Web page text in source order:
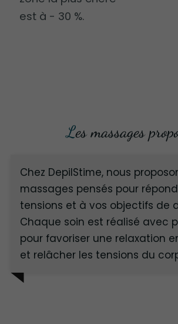
est à - 30 %.
Les massages
Chez DepilStime, nous
massages pensés pour
tensions et à vos objectifs de
Chaque soin est réalisé avec
pour favoriser une relaxation
et relâcher les tensions du